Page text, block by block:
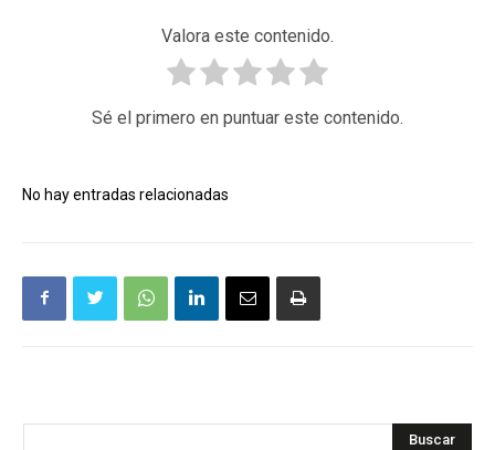
Valora este contenido.
Sé el primero en puntuar este contenido.
No hay entradas relacionadas
Buscar